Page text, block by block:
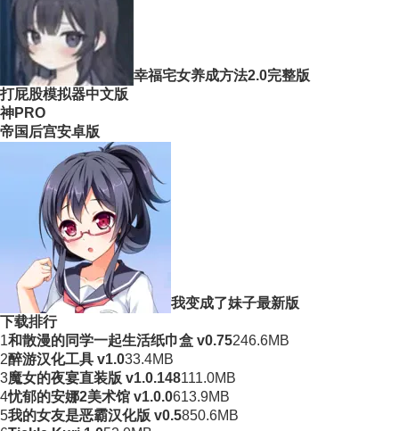
幸福宅女养成方法2.0完整版
打屁股模拟器中文版
神PRO
帝国后宫安卓版
我变成了妹子最新版
下载排行
1和散漫的同学一起生活纸巾盒 v0.75246.6MB
2醉游汉化工具 v1.033.4MB
3魔女的夜宴直装版 v1.0.148111.0MB
4忧郁的安娜2美术馆 v1.0.0613.9MB
5我的女友是恶霸汉化版 v0.5850.6MB